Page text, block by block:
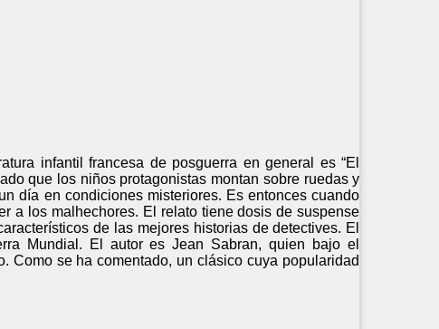
infantil francesa de posguerra en general es “El
que los niños protagonistas montan sobre ruedas y
día en condiciones misteriores. Es entonces cuando
a los malhechores. El relato tiene dosis de suspense
de las mejores historias de detectives. El
Mundial. El autor es Jean Sabran, quien bajo el
Como se ha comentado, un clásico cuya popularidad